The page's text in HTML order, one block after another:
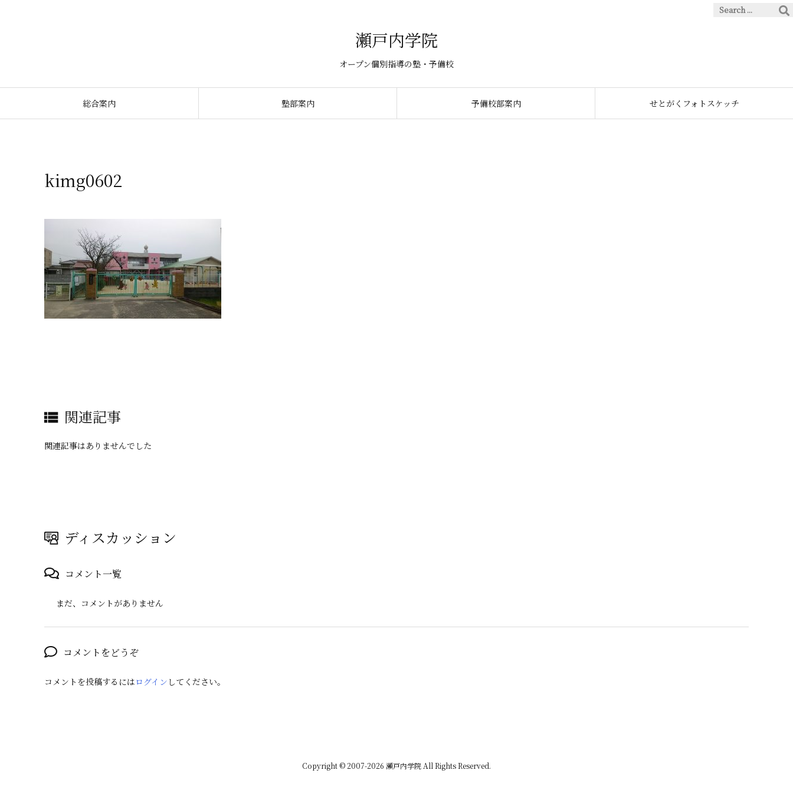
瀬戸内学院
オープン個別指導の塾・予備校
総合案内 塾部案内 予備校部案内 せとがくフォトスケッチ
kimg0602
 関連記事
関連記事はありませんでした
ディスカッション
コメント一覧
まだ、コメントがありません
コメントをどうぞ
コメントを投稿するにはログイン してください。
Copyright © 2007-2026 瀬戸内学院 All Rights Reserved.